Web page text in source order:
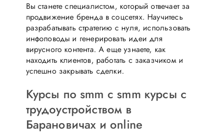
Вы станете специалистом, который отвечает за
продвижение бренда в соцсетях. Научитесь
разрабатывать стратегию с нуля, использовать
инфоповоды и генерировать идеи для
вирусного контента. А еще узнаете, как
находить клиентов, работать с заказчиком и
успешно закрывать сделки.
Курсы по smm c smm курсы с
трудоустройством в
Барановичах и online